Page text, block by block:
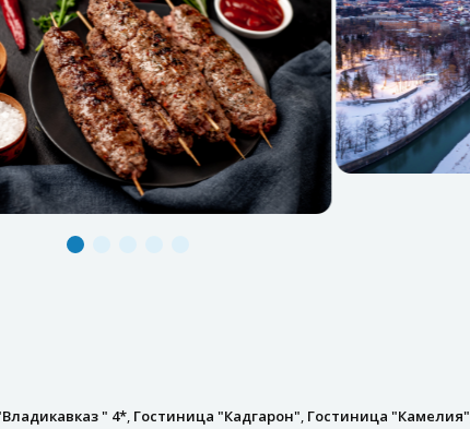
" 4*, Гостиница "Кадгарон", Гостиница "Камелия"